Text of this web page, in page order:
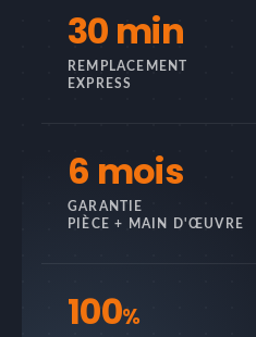
30 min
REMPLACEMENT
EXPRESS
6 mois
GARANTIE
PIÈCE + MAIN D'ŒUVRE
100%